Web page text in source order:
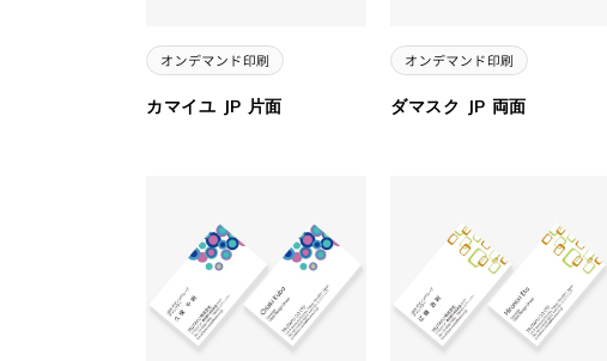
カマイユ JP 片面 ダマスク JP 両面